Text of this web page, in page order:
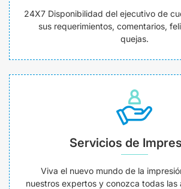
24X7 Disponibilidad del ejecutivo de
sus requerimientos, comentarios,
quejas.
Servicios de
Viva el nuevo mundo de la
nuestros expertos y conozca todas las